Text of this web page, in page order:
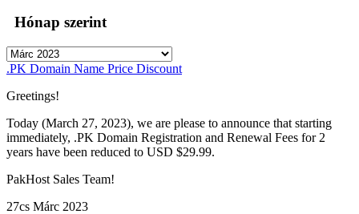
Hónap szerint
.PK Domain Name Price Discount
Greetings!
Today (March 27, 2023), we are please to announce that starting
immediately, .PK Domain Registration and Renewal Fees for 2
years have been reduced to USD $29.99.
PakHost Sales Team!
27cs Márc 2023